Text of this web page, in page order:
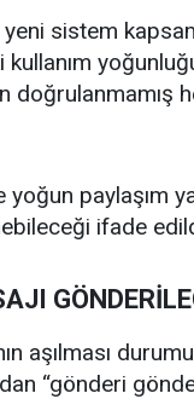
sistem
doğrulanmamış
paylaşım
ifade
aşılması
“gönderi